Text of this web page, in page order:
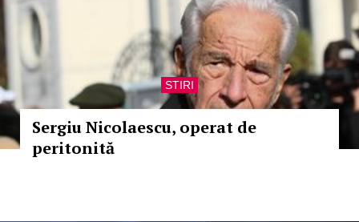
STIRI
Sergiu Nicolaescu, operat de
peritonită